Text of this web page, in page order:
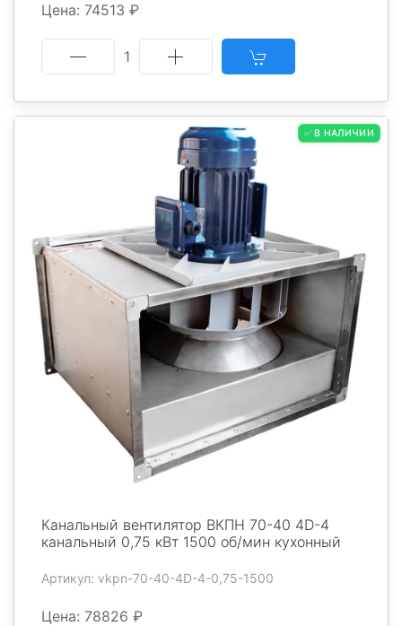
Цена: 74513 ₽
1
✅ В НАЛИЧИИ
Канальный вентилятор ВКПН 70-40 4D-4
канальный 0,75 кВт 1500 об/мин кухонный
Артикул: vkpn-70-40-4D-4-0,75-1500
Цена: 78826 ₽